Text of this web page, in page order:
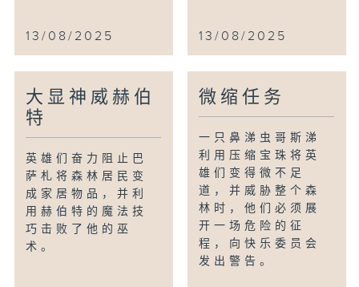
13/08/2025 13/08/2025
大显神威赫伯
特
英雄们奋力阻止巴
萨札将森林居民变
成家居物品，并利
用赫伯特的魔法技
巧击败了他的巫
术。
微缩任务
一只鼻涕虫哥斯涕
利用压缩宝珠将英
雄们变得微不足
道，并威胁整个森
林时，他们必须展
开一场危险的征
程，向快乐委员会
发出警告。